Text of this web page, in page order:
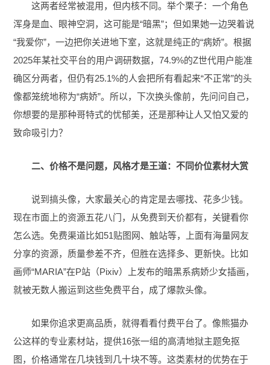
这两者经常被混用，但内核不同。举个栗子：一个角色
浑身是血、眼神空洞，这可能是“暗黑”；但如果她一边哭着说
“我爱你”，一边把你关进地下室，这就是纯正的“病娇”。根据
2025年某社交平台的用户调研数据，74.9%的Z世代用户能准
确区分两者，但仍有25.1%的人会把所有看起来“不正常”的头
像都笼统地称为“病娇”。所以，下次换头像前，先问问自己，
你想要的是那种哥特式的忧郁美，还是那种让人又怕又爱的
致命吸引力？
二、价格不是问题，风格才是王道：不同价位素材大赏
说到搞头像，大家最关心的肯定是去哪找、花多少钱。
现在市面上的资源五花八门，从免费到天价都有，关键看你
怎么选。免费渠道比如51贴图网、触站等，上面有海量网友
分享的资源，质量参差不齐，但胜在选择多、更新快。比如
画师“MARIA”在P站（Pixiv）上发布的暗黑系病娇少女插画，
就被无数人搬运到这些免费平台，成了爆款头像。
如果你追求更高品质，就得看看付费平台了。像熊猫办
公这样的专业素材站，提供16张一组的高清地狱主题免抠
图，价格通常在几块钱到几十块不等。这类素材的优势在于